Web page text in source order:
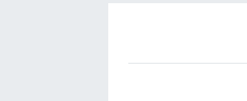
RESMİ İLANLAR